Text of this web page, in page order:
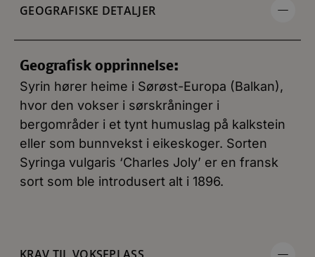
GEOGRAFISKE DETALJER
Geografisk opprinnelse:
Syrin hører heime i Sørøst-Europa (Balkan),
hvor den vokser i sørskråninger i
bergområder i et tynt humuslag på kalkstein
eller som bunnvekst i eikeskoger. Sorten
Syringa vulgaris ‘Charles Joly’ er en fransk
sort som ble introdusert alt i 1896.